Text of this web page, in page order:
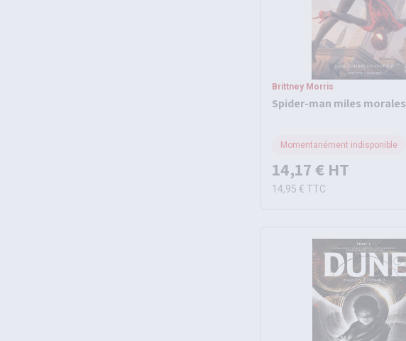
Brittney Morris
Spider-man miles morales
Momentanément indisponible
14,17 € HT
14,95 € TTC